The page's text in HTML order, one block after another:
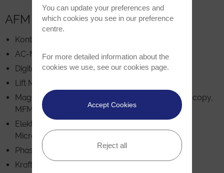
AFM Techniken:
Kontakt-Modus
AC-Modus (Tapping Mode)
Digitaler Pulsed Force Modus (DPFM)
Lift Mode™
Magnetkraftmikroskopie (Magnetic Force Microscopy,
MFM)
Elektrische Kraftmikroskopie (Electric Force
Microscopy, EFM)
Phasenbild
Kraft-Abstands-Kurven
You can update your preferences and
which cookies you see in our preference
centre.
For more detailed information about the
cookies we use, see our cookies page.
Accept Cookies
Reject all